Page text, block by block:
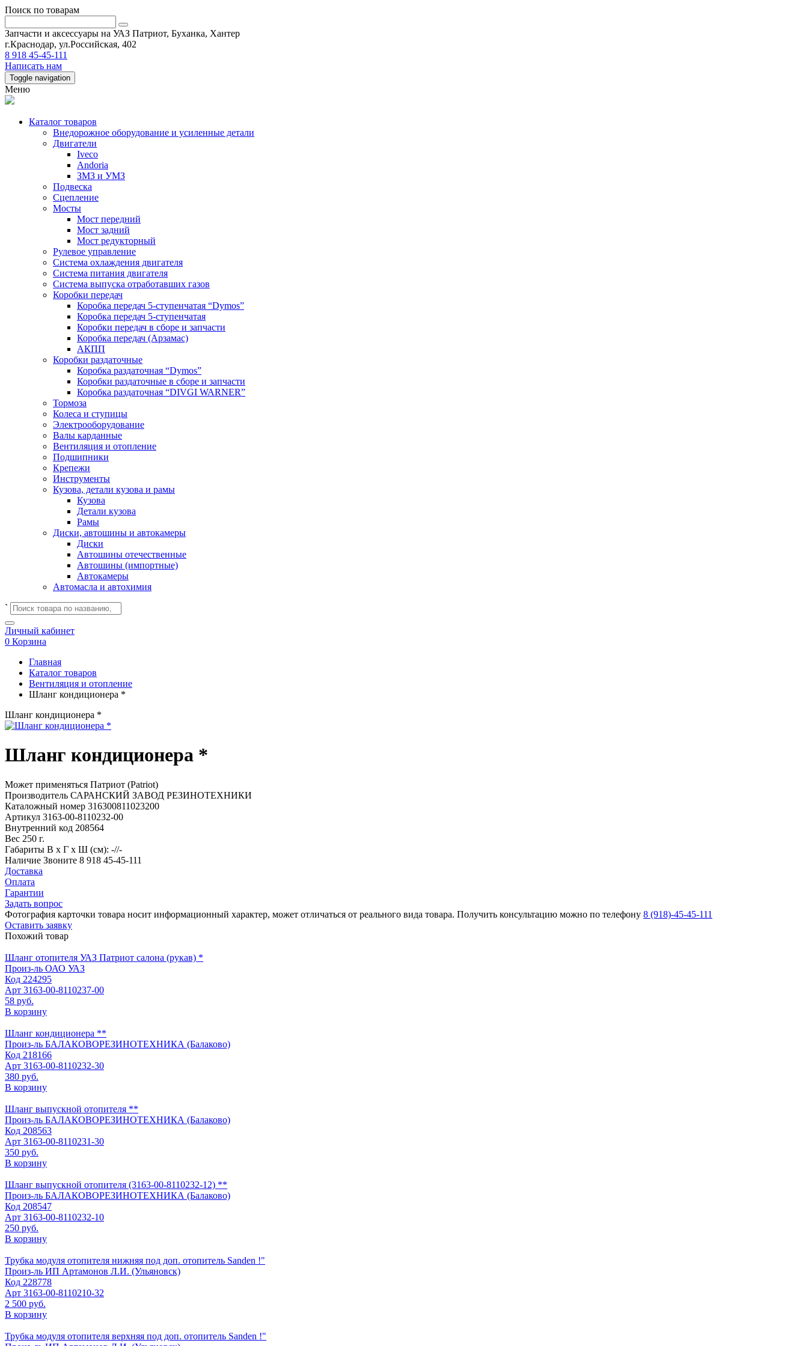
Поиск по товарам
Запчасти и аксессуары на УАЗ Патриот, Буханка, Хантер
г.Краснодар, ул.Российская, 402
8 918 45-45-111
Написать нам
Toggle navigation
Меню
Каталог товаров
Внедорожное оборудование и усиленные детали
Двигатели
Iveco
Andoria
ЗМЗ и УМЗ
Подвеска
Сцепление
Мосты
Мост передний
Мост задний
Мост редукторный
Рулевое управление
Система охлаждения двигателя
Система питания двигателя
Система выпуска отработавших газов
Коробки передач
Коробка передач 5-ступенчатая “Dymos”
Коробка передач 5-ступенчатая
Коробки передач в сборе и запчасти
Коробка передач (Арзамас)
АКПП
Коробки раздаточные
Коробка раздаточная “Dymos”
Коробки раздаточные в сборе и запчасти
Коробка раздаточная “DIVGI WARNER”
Тормоза
Колеса и ступицы
Электрооборудование
Валы карданные
Вентиляция и отопление
Подшипники
Крепежи
Инструменты
Кузова, детали кузова и рамы
Кузова
Детали кузова
Рамы
Диски, автошины и автокамеры
Диски
Автошины отечественные
Автошины (импортные)
Автокамеры
Автомасла и автохимия
`
Личный кабинет
0 Корзина
Главная
Каталог товаров
Вентиляция и отопление
Шланг кондиционера *
Шланг кондиционера *
Шланг кондиционера *
Может применяться Патриот (Patriot)
Производитель САРАНСКИЙ ЗАВОД РЕЗИНОТЕХНИКИ
Каталожный номер 316300811023200
Артикул 3163-00-8110232-00
Внутренний код 208564
Вес 250 г.
Габариты В х Г х Ш (см): -//-
Наличие Звоните 8 918 45-45-111
Доставка
Оплата
Гарантии
Задать вопрос
Фотография карточки товара носит информационный характер, может отличаться от реального вида товара. Получить консультацию можно по телефону 8 (918)-45-45-111
Оставить заявку
Похожий товар
Шланг отопителя УАЗ Патриот салона (рукав) *
Произ-ль ОАО УАЗ
Код 224295
Арт 3163-00-8110237-00
58 руб.
В корзину
Шланг кондиционера **
Произ-ль БАЛАКОВОРЕЗИНОТЕХНИКА (Балаково)
Код 218166
Арт 3163-00-8110232-30
380 руб.
В корзину
Шланг выпускной отопителя **
Произ-ль БАЛАКОВОРЕЗИНОТЕХНИКА (Балаково)
Код 208563
Арт 3163-00-8110231-30
350 руб.
В корзину
Шланг выпускной отопителя (3163-00-8110232-12) **
Произ-ль БАЛАКОВОРЕЗИНОТЕХНИКА (Балаково)
Код 208547
Арт 3163-00-8110232-10
250 руб.
В корзину
Трубка модуля отопителя нижняя под доп. отопитель Sanden !"
Произ-ль ИП Артамонов Л.И. (Ульяновск)
Код 228778
Арт 3163-00-8110210-32
2 500 руб.
В корзину
Трубка модуля отопителя верхняя под доп. отопитель Sanden !"